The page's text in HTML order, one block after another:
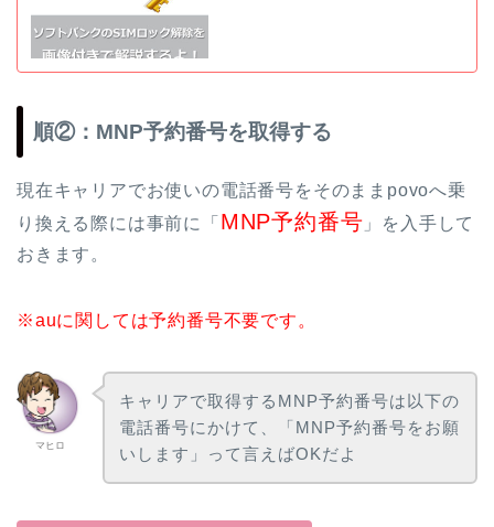
順②：MNP予約番号を取得する
現在キャリアでお使いの電話番号をそのままpovoへ乗
り換える際には事前に「 MNP予約番号 」を入手して
おきます。
※auに関しては予約番号不要です。
マヒロ
キャリアで取得するMNP予約番号は以下の
電話番号にかけて、「MNP予約番号をお願
いします」って言えばOKだよ